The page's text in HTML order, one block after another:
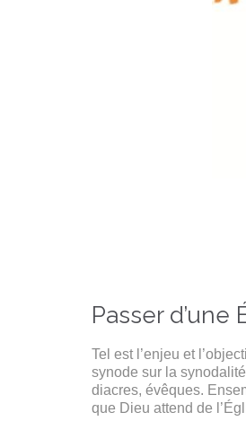
Passer
Tel est l’enjeu et
synode sur la
diacres, évêques.
que Dieu attend de